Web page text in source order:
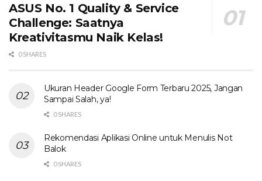
ASUS No. 1 Quality & Service
Challenge: Saatnya
Kreativitasmu Naik Kelas!
0 SHARES
Ukuran Header Google Form Terbaru 2025, Jangan
Sampai Salah, ya!
0 SHARES
Rekomendasi Aplikasi Online untuk Menulis Not
Balok
0 SHARES